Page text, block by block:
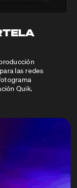
las redes
Quik.